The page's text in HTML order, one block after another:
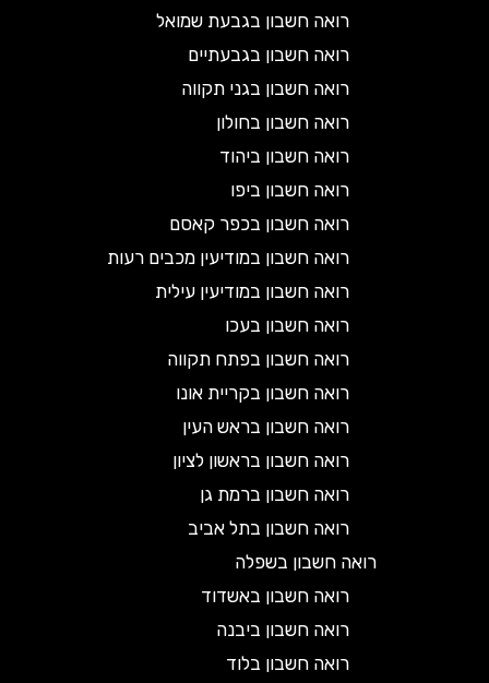
רואה חשבון בגבעת שמואל
רואה חשבון בגבעתיים
רואה חשבון בגני תקווה
רואה חשבון בחולון
רואה חשבון ביהוד
רואה חשבון ביפו
רואה חשבון בכפר קאסם
רואה חשבון במודיעין מכבים רעות
רואה חשבון במודיעין עילית
רואה חשבון בעכו
רואה חשבון בפתח תקווה
רואה חשבון בקריית אונו
רואה חשבון בראש העין
רואה חשבון בראשון לציון
רואה חשבון ברמת גן
רואה חשבון בתל אביב
רואה חשבון בשפלה
רואה חשבון באשדוד
רואה חשבון ביבנה
רואה חשבון בלוד